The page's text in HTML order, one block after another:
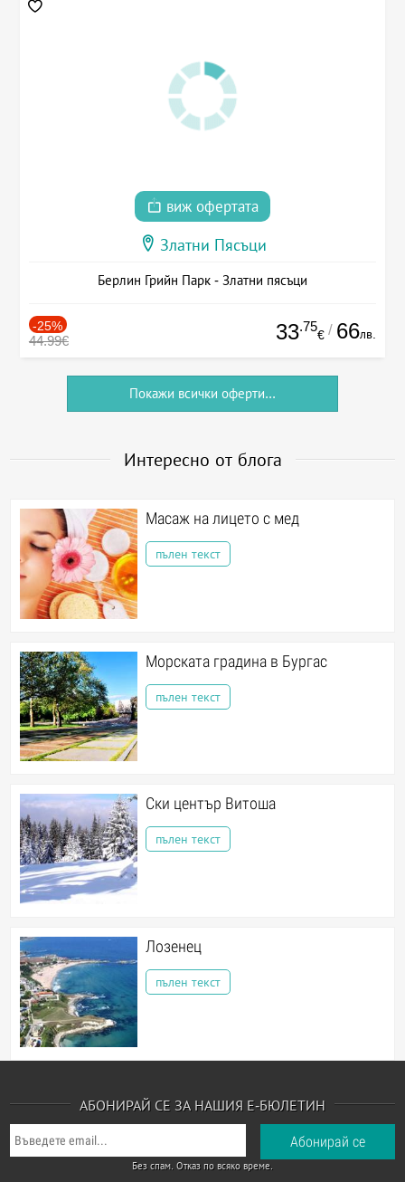
виж офертата
Златни Пясъци
Берлин Грийн Парк - Златни пясъци
-25%
44.99€ 33.75
€ / 66лв.
Покажи всички оферти...
Интересно от блога
Масаж на лицето с мед
пълен текст
Морската градина в Бургас
пълен текст
Ски център Витоша
пълен текст
Лозенец
пълен текст
АБОНИРАЙ СЕ ЗА НАШИЯ Е-БЮЛЕТИН
Без спам. Отказ по всяко време.